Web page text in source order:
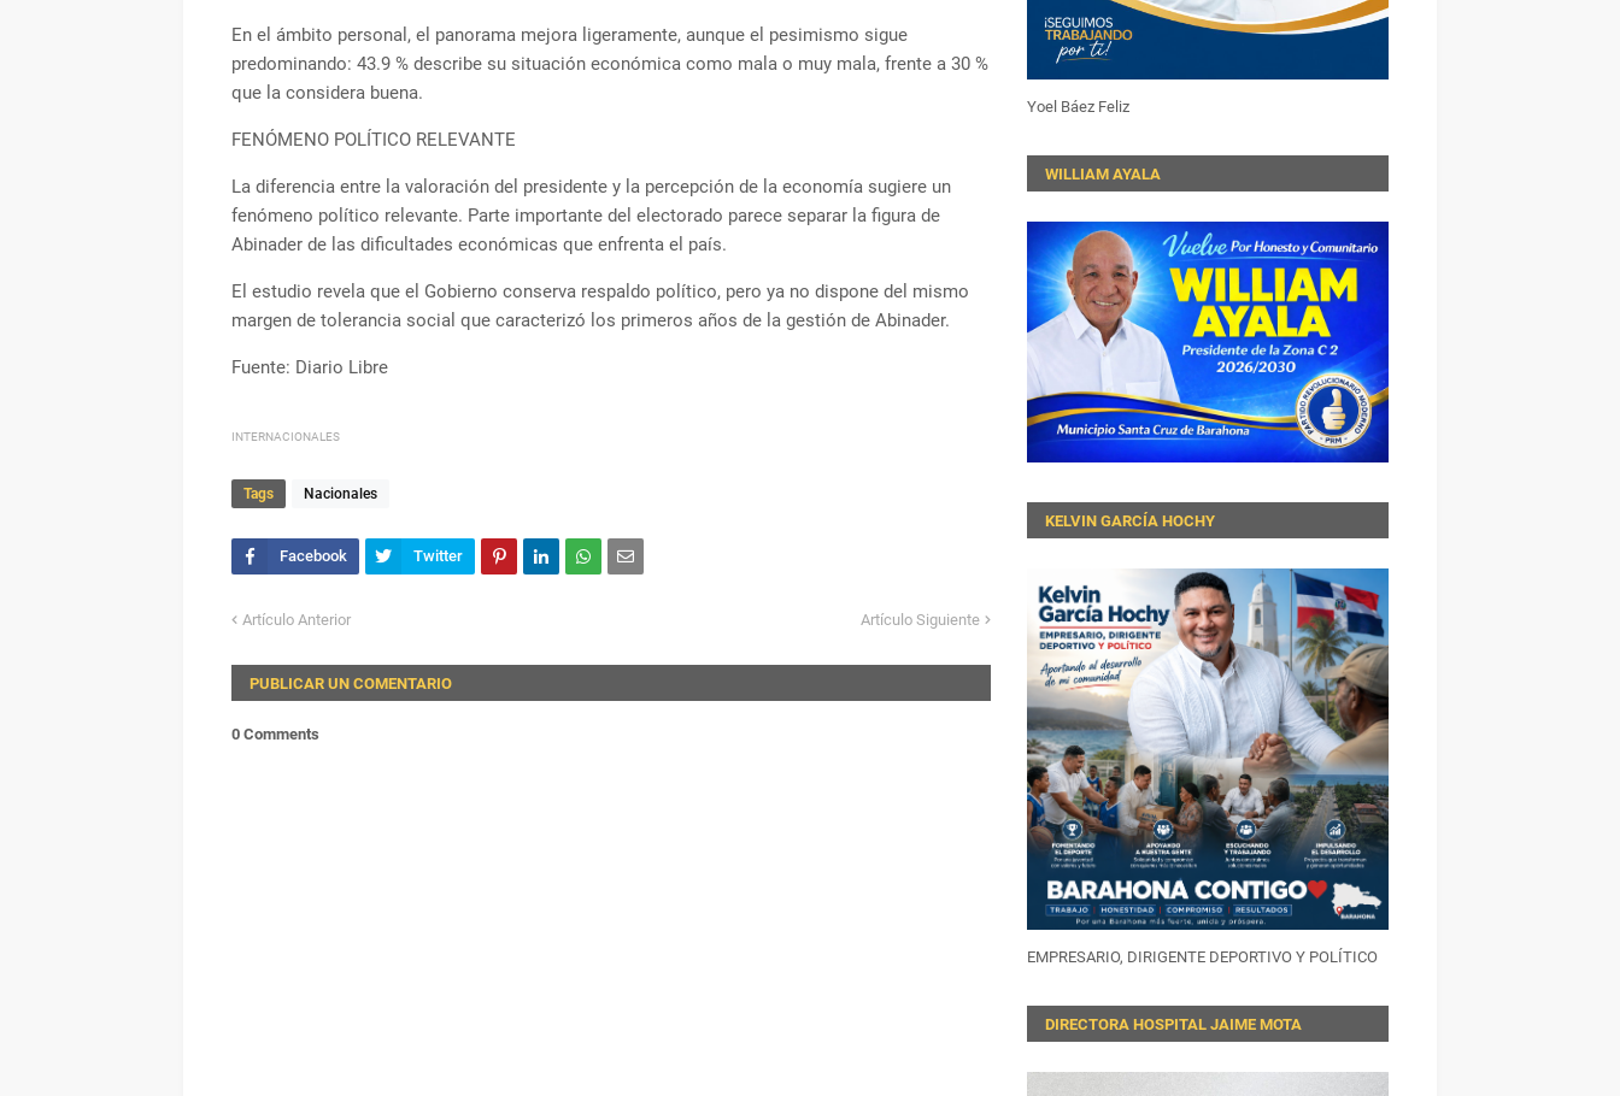
En el ámbito personal, el panorama mejora ligeramente, aunque el pesimismo sigue
predominando: 43.9 % describe su situación económica como mala o muy mala, frente a 30 %
que la considera buena.
FENÓMENO POLÍTICO RELEVANTE
La diferencia entre la valoración del presidente y la percepción de la economía sugiere un
fenómeno político relevante. Parte importante del electorado parece separar la figura de
Abinader de las dificultades económicas que enfrenta el país.
El estudio revela que el Gobierno conserva respaldo político, pero ya no dispone del mismo
margen de tolerancia social que caracterizó los primeros años de la gestión de Abinader.
Fuente: Diario Libre
INTERNACIONALES
Tags Nacionales
Artículo Anterior Artículo Siguiente
PUBLICAR UN COMENTARIO
0 Comments
Yoel Báez Feliz
WILLIAM AYALA
KELVIN GARCÍA HOCHY
EMPRESARIO, DIRIGENTE DEPORTIVO Y POLÍTICO
DIRECTORA HOSPITAL JAIME MOTA